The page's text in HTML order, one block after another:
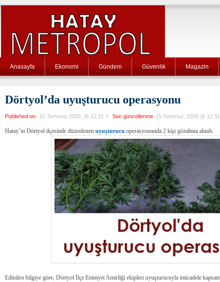
Anasayfa Ekonomi Gündem Güvenlik Magazin
Dörtyol’da uyuşturucu operasyonu
Published on: 15 Temmuz 2020, @ 12:31 / Son güncellenme 15 Temmuz, 2020 @ 12:31
Hatay’ın Dörtyol ilçesinde düzenlenen uyuşturucu operasyonunda 2 kişi gözaltına alındı.
Edinilen bilgiye göre, Dörtyol İlçe Emniyet Amirliği ekipleri uyuşturucuyla mücadele